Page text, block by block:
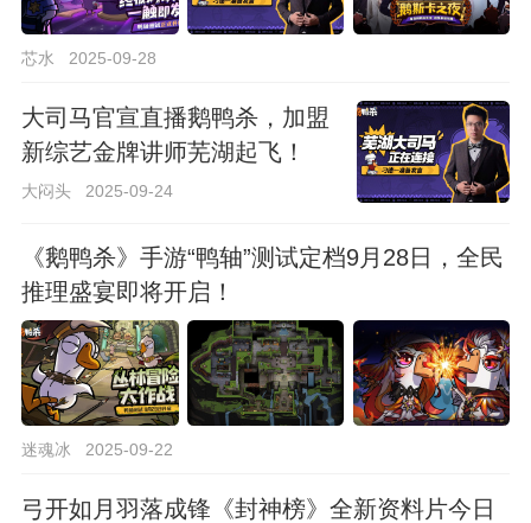
芯水 2025-09-28
大司马官宣直播鹅鸭杀，加盟
新综艺金牌讲师芜湖起飞！
大闷头 2025-09-24
《鹅鸭杀》手游“鸭轴”测试定档9月28日，全民
推理盛宴即将开启！
迷魂冰 2025-09-22
弓开如月羽落成锋《封神榜》全新资料片今日